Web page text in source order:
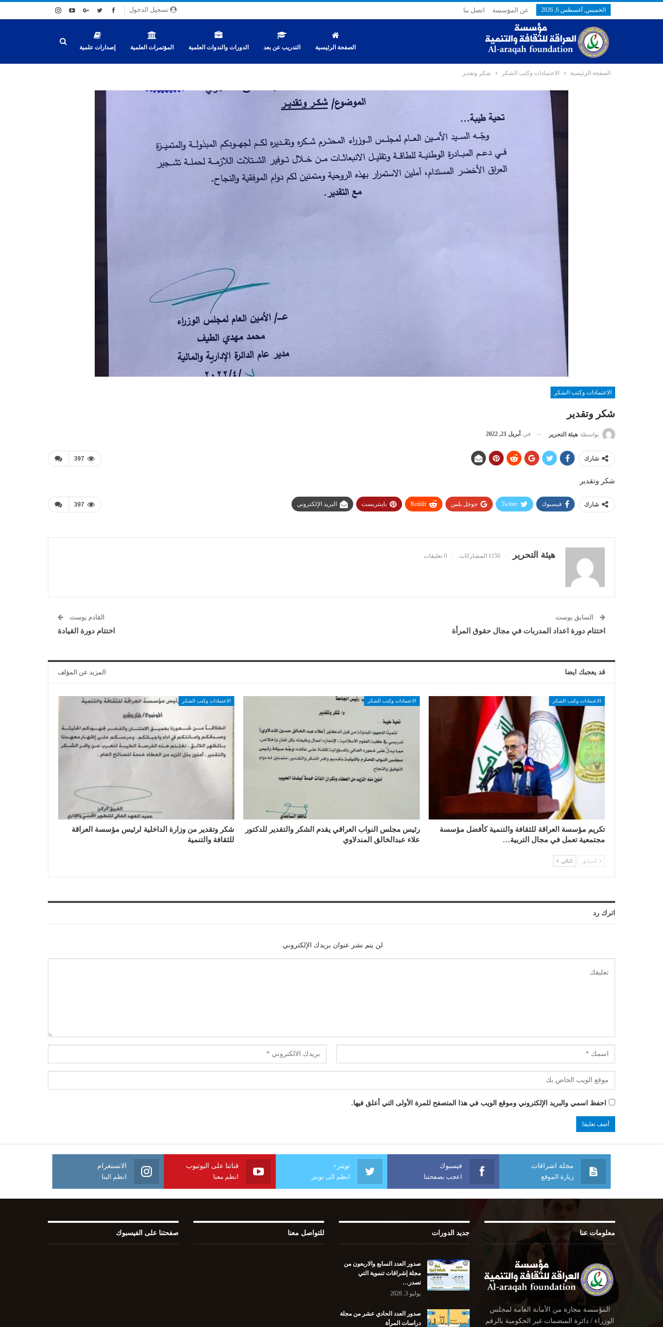
تسجيل الدخول الخميس, أغسطس 6, 2026 عن المؤسسة اتصل بنا
الصفحة الرئيسية التدريب عن بعد الدورات والندوات العلمية المؤتمرات العلمية إصدارات علمية
الصفحة الرئيسية الاعتمادات وكتب الشكر شكر وتقدير
الاعتمادات وكتب الشكر
شكر وتقدير
بواسطة هيئة التحرير في أبريل 21, 2022
397 شارك
شكر وتقدير
397 شارك فيسبوك Twitter جوجل بلس ReddIt باينتريست البريد الإلكتروني
هيئة التحرير 1150 المشاركات 0 تعليقات
السابق بوست
اختتام دورة اعداد المدربات في مجال حقوق المرأة
القادم بوست
اختتام دورة القيادة
قد يعجبك ايضا المزيد عن المؤلف
الاعتمادات وكتب الشكر
تكريم مؤسسة العراقة للثقافة والتنمية كأفضل مؤسسة
مجتمعية تعمل في مجال التربية…
الاعتمادات وكتب الشكر
رئيس مجلس النواب العراقي يقدم الشكر والتقدير للدكتور
علاء عبدالخالق المندلاوي
الاعتمادات وكتب الشكر
شكر وتقدير من وزارة الداخلية لرئيس مؤسسة العراقة
للثقافة والتنمية
السابق التالي
اترك رد
لن يتم نشر عنوان بريدك الإلكتروني.
احفظ اسمي والبريد الإلكتروني وموقع الويب في هذا المتصفح للمرة الأولى التي أعلق فيها.
مجلة اشراقات
زيارة الموقع
فيسبوك
اعجب بصفحتنا
تويتر+
انظم الى تويتر
قناتنا على اليوتيوب
انظم معنا
الانستغرام
انظم الينا
معلومات عنا
المؤسسة مجازة من الأمانة العامة لمجلس
الوزراء / دائرة المنضمات غير الحكومية بالرقم
جديد الدورات
صدور العدد السابع والاربعون من
مجلة إشراقات تنموية التي
تصدر…
يوليو 3, 2026
صدور العدد الحادي عشر من مجلة
دراسات المرأة
للتواصل معنا صفحتنا على الفيسبوك